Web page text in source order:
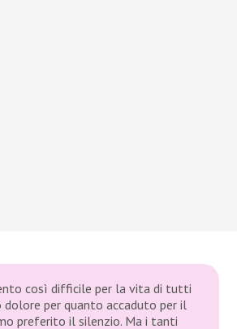
così difficile per la vita di tutti
per quanto accaduto per il
preferito il silenzio. Ma i tanti